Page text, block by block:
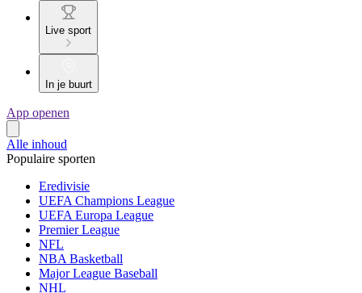
Live sport
In je buurt
App openen
Alle inhoud
Populaire sporten
Eredivisie
UEFA Champions League
UEFA Europa League
Premier League
NFL
NBA Basketball
Major League Baseball
NHL